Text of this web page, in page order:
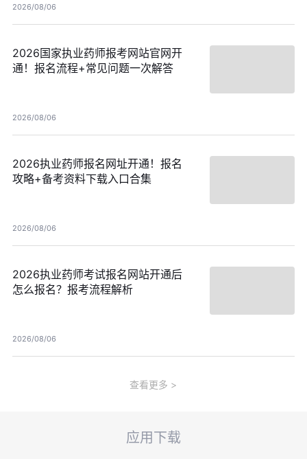
2026/08/06
2026国家执业药师报考网站官网开
通！报名流程+常见问题一次解答
2026/08/06
2026执业药师报名网址开通！报名
攻略+备考资料下载入口合集
2026/08/06
2026执业药师考试报名网站开通后
怎么报名？报考流程解析
2026/08/06
查看更多
应用下载